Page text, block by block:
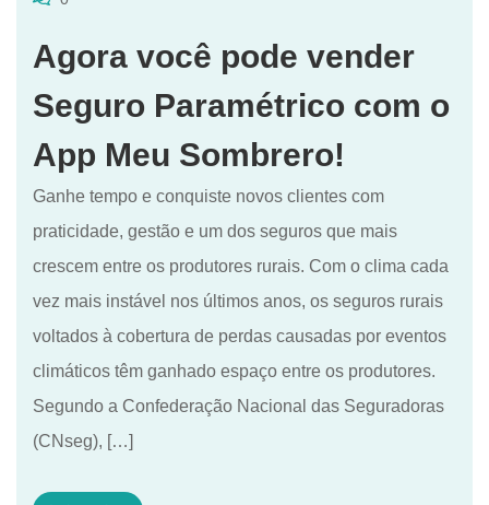
Agora você pode vender
Seguro Paramétrico com o
App Meu Sombrero!
Ganhe tempo e conquiste novos clientes com
praticidade, gestão e um dos seguros que mais
crescem entre os produtores rurais. Com o clima cada
vez mais instável nos últimos anos, os seguros rurais
voltados à cobertura de perdas causadas por eventos
climáticos têm ganhado espaço entre os produtores.
Segundo a Confederação Nacional das Seguradoras
(CNseg), […]